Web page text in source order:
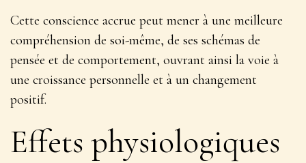
Cette conscience accrue peut mener à une meilleure
compréhension de soi-même, de ses schémas de
pensée et de comportement, ouvrant ainsi la voie à
une croissance personnelle et à un changement
positif.
Effets physiologiques